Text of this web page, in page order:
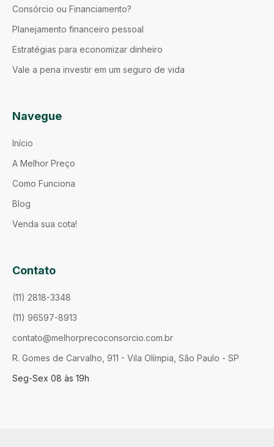
Consórcio ou Financiamento?
Planejamento financeiro pessoal
Estratégias para economizar dinheiro
Vale a pena investir em um seguro de vida
Navegue
Início
A Melhor Preço
Como Funciona
Blog
Venda sua cota!
Contato
(11) 2818-3348
(11) 96597-8913
contato@melhorprecoconsorcio.com.br
R. Gomes de Carvalho, 911 - Vila Olímpia, São Paulo - SP
Seg-Sex 08 às 19h